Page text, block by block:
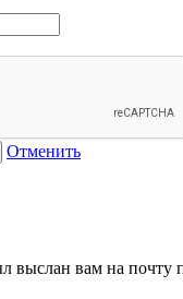
Отменить
выслан вам на почту